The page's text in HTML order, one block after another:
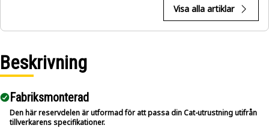
Visa alla artiklar
Beskrivning
Fabriksmonterad
Den här reservdelen är utformad för att passa din Cat-utrustning utifrån
tillverkarens specifikationer.